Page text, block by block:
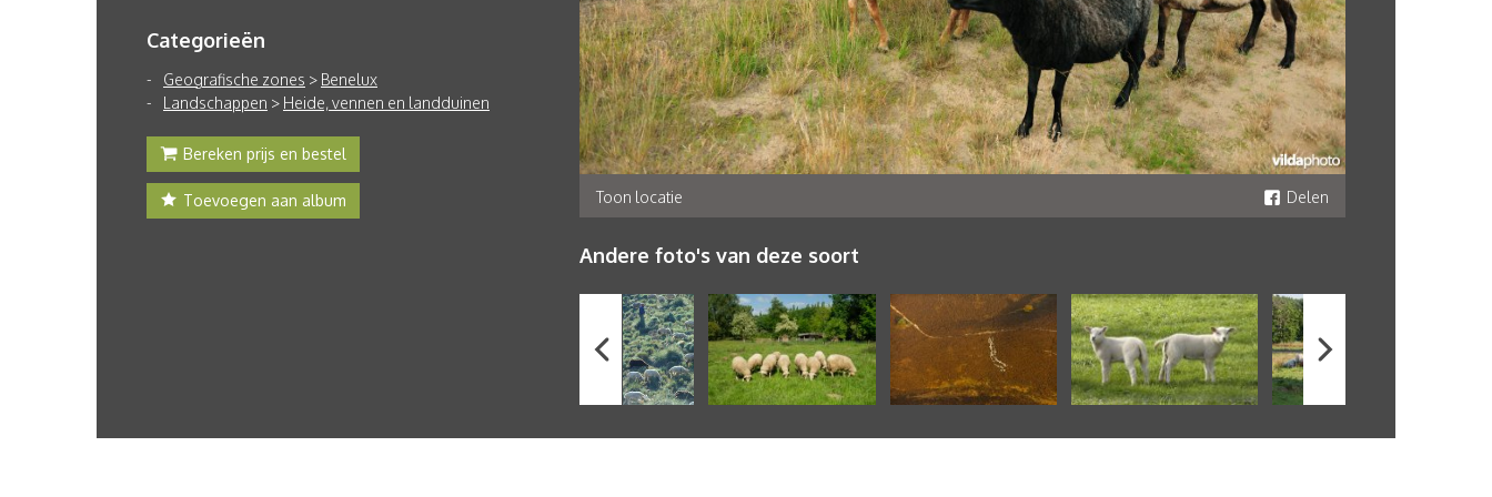
Categorieën
Geografische zones > Benelux
Landschappen > Heide, vennen en landduinen
Bereken prijs en bestel
Toevoegen aan album Toon locatie Delen
Andere foto's van deze soort